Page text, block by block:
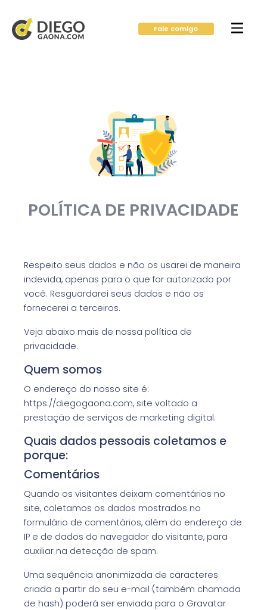
Fale comigo
POLÍTICA DE PRIVACIDADE
Respeito seus dados e não os usarei de maneira
indevida, apenas para o que for autorizado por
você. Resguardarei seus dados e não os
fornecerei a terceiros.
Veja abaixo mais de nossa política de
privacidade.
Quem somos
O endereço do nosso site é:
https://diegogaona.com, site voltado a
prestação de serviços de marketing digital.
Quais dados pessoais coletamos e
porque:
Comentários
Quando os visitantes deixam comentários no
site, coletamos os dados mostrados no
formulário de comentários, além do endereço de
IP e de dados do navegador do visitante, para
auxiliar na detecção de spam.
Uma sequência anonimizada de caracteres
criada a partir do seu e-mail (também chamada
de hash) poderá ser enviada para o Gravatar